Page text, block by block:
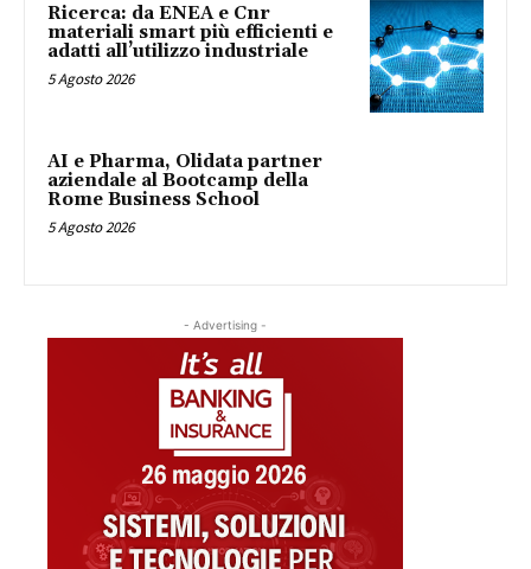
Ricerca: da ENEA e Cnr
materiali smart più efficienti e
adatti all’utilizzo industriale
5 Agosto 2026
AI e Pharma, Olidata partner
aziendale al Bootcamp della
Rome Business School
5 Agosto 2026
- Advertising -